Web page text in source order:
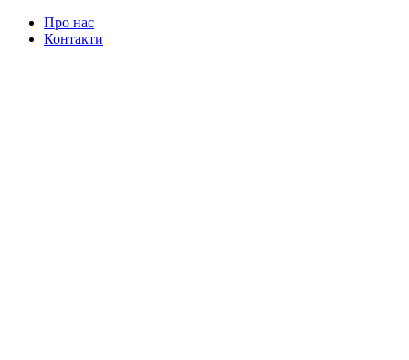
Про нас
Контакти